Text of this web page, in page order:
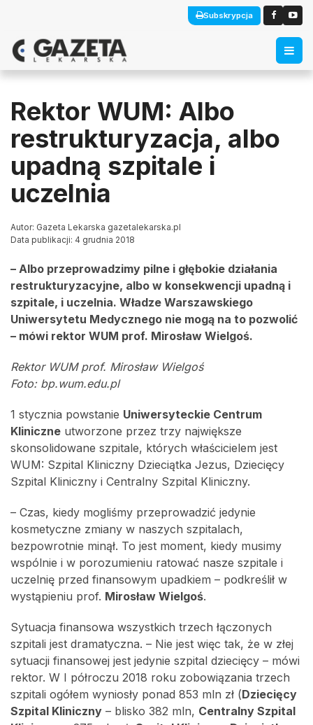
Subskrypcja
Rektor WUM: Albo
restrukturyzacja, albo
upadną szpitale i
uczelnia
Autor: Gazeta Lekarska gazetalekarska.pl
Data publikacji: 4 grudnia 2018
– Albo przeprowadzimy pilne i głębokie działania
restrukturyzacyjne, albo w konsekwencji upadną i
szpitale, i uczelnia. Władze Warszawskiego
Uniwersytetu Medycznego nie mogą na to pozwolić
– mówi rektor WUM prof. Mirosław Wielgoś.
Rektor WUM prof. Mirosław Wielgoś
Foto: bp.wum.edu.pl
1 stycznia powstanie Uniwersyteckie Centrum
Kliniczne utworzone przez trzy największe
skonsolidowane szpitale, których właścicielem jest
WUM: Szpital Kliniczny Dzieciątka Jezus, Dziecięcy
Szpital Kliniczny i Centralny Szpital Kliniczny.
– Czas, kiedy mogliśmy przeprowadzić jedynie
kosmetyczne zmiany w naszych szpitalach,
bezpowrotnie minął. To jest moment, kiedy musimy
wspólnie i w porozumieniu ratować nasze szpitale i
uczelnię przed finansowym upadkiem – podkreślił w
wystąpieniu prof. Mirosław Wielgoś.
Sytuacja finansowa wszystkich trzech łączonych
szpitali jest dramatyczna. – Nie jest więc tak, że w złej
sytuacji finansowej jest jedynie szpital dziecięcy – mówi
rektor. W I półroczu 2018 roku zobowiązania trzech
szpitali ogółem wyniosły ponad 853 mln zł (Dziecięcy
Szpital Kliniczny – blisko 382 mln, Centralny Szpital